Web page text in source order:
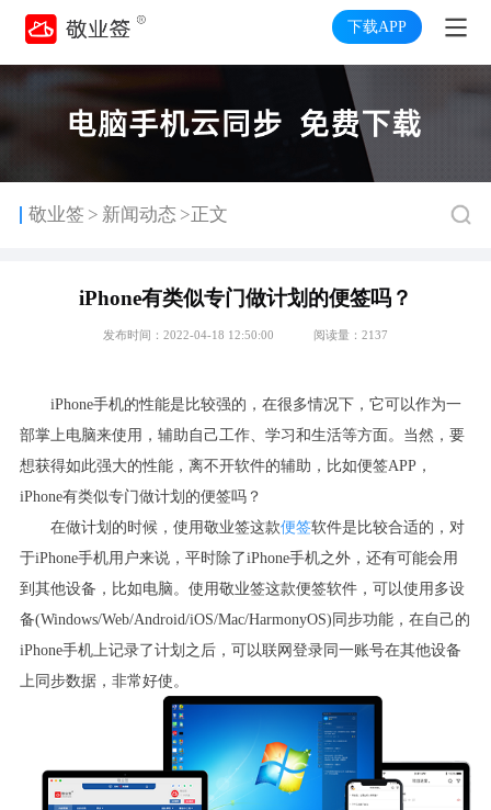
下载APP
敬业签 > 新闻动态 >正文
iPhone有类似专门做计划的便签吗？
发布时间：2022-04-18 12:50:00 阅读量：2137
iPhone手机的性能是比较强的，在很多情况下，它可以作为一
部掌上电脑来使用，辅助自己工作、学习和生活等方面。当然，要
想获得如此强大的性能，离不开软件的辅助，比如便签APP，
iPhone有类似专门做计划的便签吗？
在做计划的时候，使用敬业签这款便签软件是比较合适的，对
于iPhone手机用户来说，平时除了iPhone手机之外，还有可能会用
到其他设备，比如电脑。使用敬业签这款便签软件，可以使用多设
备(Windows/Web/Android/iOS/Mac/HarmonyOS)同步功能，在自己的
iPhone手机上记录了计划之后，可以联网登录同一账号在其他设备
上同步数据，非常好使。